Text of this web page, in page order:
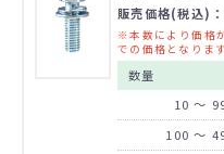
販売価格(税込)
※本数により価格
での価格となります
数量
10 ～
100 ～